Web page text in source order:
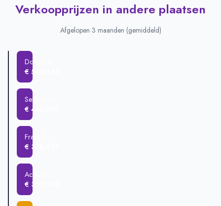
Verkoopprijzen in andere plaatsen
Afgelopen 3 maanden (gemiddeld)
Dongjum
€ 544.683
Sexbierum
€ 441.000
Franeker
€ 378.839
Achlum
€ 350.000